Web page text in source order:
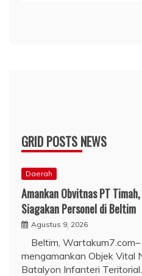
GRID POSTS NEWS
Daerah
Amankan Obvitnas PT
Siagakan Personel di Beltim
Agustus 9, 2026
Beltim, Wartakum7.com–
mengamankan Objek Vital
Batalyon Infanteri Teritorial…